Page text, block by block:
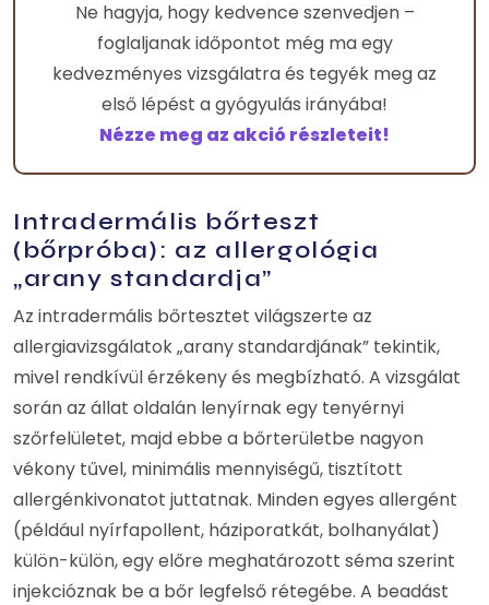
Ne hagyja, hogy kedvence szenvedjen –
foglaljanak időpontot még ma egy
kedvezményes vizsgálatra és tegyék meg az
első lépést a gyógyulás irányába!
Nézze meg az akció részleteit!
Intradermális bőrteszt
(bőrpróba): az allergológia
„arany standardja”
Az intradermális bőrtesztet világszerte az
allergiavizsgálatok „arany standardjának” tekintik,
mivel rendkívül érzékeny és megbízható. A vizsgálat
során az állat oldalán lenyírnak egy tenyérnyi
szőrfelületet, majd ebbe a bőrterületbe nagyon
vékony tűvel, minimális mennyiségű, tisztított
allergénkivonatot juttatnak. Minden egyes allergént
(például nyírfapollent, háziporatkát, bolhanyálat)
külön-külön, egy előre meghatározott séma szerint
injekcióznak be a bőr legfelső rétegébe. A beadást